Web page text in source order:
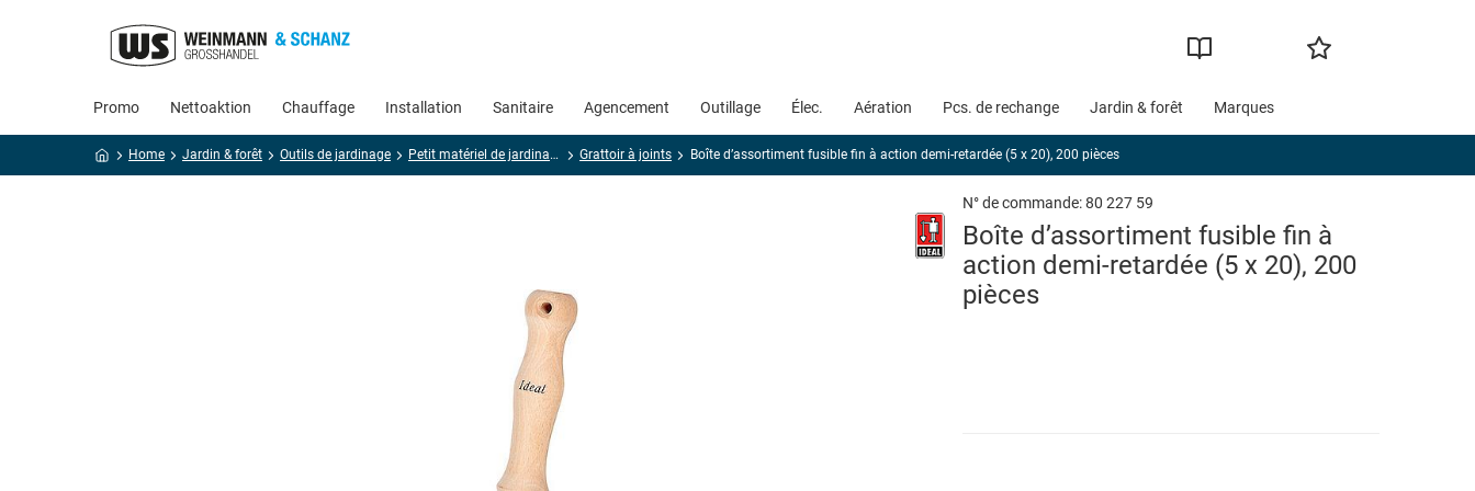
Promo Nettoaktion Chauffage Installation Sanitaire Agencement Outillage Élec. Aération Pcs. de rechange Jardin & forêt Marques
Home Jardin & forêt Outils de jardinage Petit matériel de jardinage Grattoir à joints Boîte d’assortiment fusible fin à action demi-retardée (5 x 20), 200 pièces
N° de commande:80 227 59
Boîte d’assortiment fusible fin à
action demi-retardée (5 x 20), 200
pièces